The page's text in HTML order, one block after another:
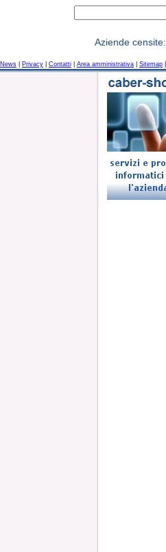
News Privacy Contatti Area amministrativa Sitemap
Aziende censite: